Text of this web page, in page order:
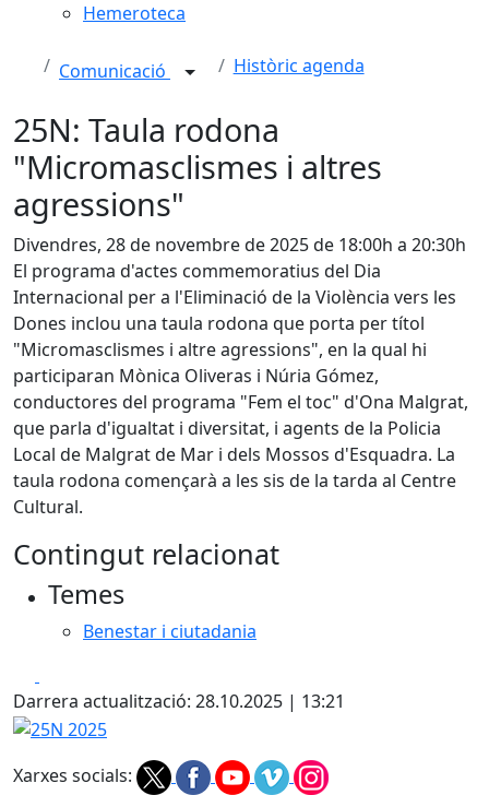
Hemeroteca
Comunicació Històric agenda
25N: Taula rodona
"Micromasclismes i altres
agressions"
Divendres, 28 de novembre de 2025 de 18:00h a 20:30h
El programa d'actes commemoratius del Dia
Internacional per a l'Eliminació de la Violència vers les
Dones inclou una taula rodona que porta per títol
"Micromasclismes i altre agressions", en la qual hi
participaran Mònica Oliveras i Núria Gómez,
conductores del programa "Fem el toc" d'Ona Malgrat,
que parla d'igualtat i diversitat, i agents de la Policia
Local de Malgrat de Mar i dels Mossos d'Esquadra. La
taula rodona començarà a les sis de la tarda al Centre
Cultural.
Contingut relacionat
Temes
Benestar i ciutadania
Darrera actualització: 28.10.2025 | 13:21
25N 2025
Xarxes socials: